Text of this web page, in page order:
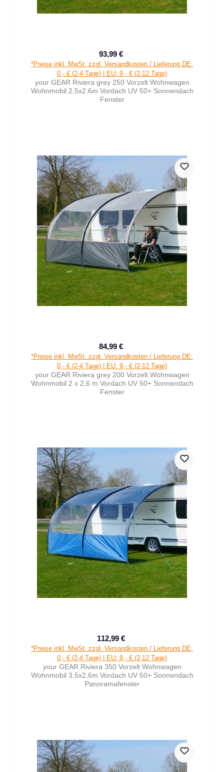
Verkaufspreis:
93,99 €
*Preise inkl. MwSt. zzgl. Versandkosten / Lieferung DE:
0,- € (2-4 Tage) | EU: 9,- € (2-12 Tage)
your GEAR Riviera grey 250 Vorzelt Wohnwagen
Wohnmobil 2,5x2,6m Vordach UV 50+ Sonnendach
Fenster
Verkaufspreis:
84,99 €
*Preise inkl. MwSt. zzgl. Versandkosten / Lieferung DE:
0,- € (2-4 Tage) | EU: 9,- € (2-12 Tage)
your GEAR Riviera grey 200 Vorzelt Wohnwagen
Wohnmobil 2 x 2,6 m Vordach UV 50+ Sonnendach
Fenster
Verkaufspreis:
112,99 €
*Preise inkl. MwSt. zzgl. Versandkosten / Lieferung DE:
0,- € (2-4 Tage) | EU: 9,- € (2-12 Tage)
your GEAR Riviera 350 Vorzelt Wohnwagen
Wohnmobil 3,5x2,6m Vordach UV 50+ Sonnendach
Panoramafenster